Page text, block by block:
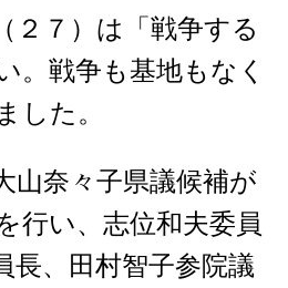
７）は「戦争する
。戦争も基地もなく
した。
山奈々子県議候補が
行い、志位和夫委員
長、田村智子参院議